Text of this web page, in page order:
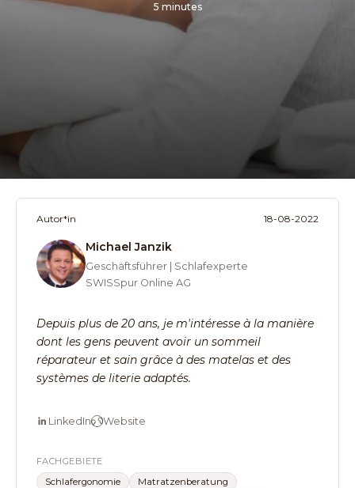
5 minutes
18-08-2022
Autor*in
Michael Janzik
Geschäftsführer | Schlafexperte
SWISSpur Online AG
Depuis plus de 20 ans, je m'intéresse à la manière
dont les gens peuvent avoir un sommeil
réparateur et sain grâce à des matelas et des
systèmes de literie adaptés.
LinkedIn Website
FACHGEBIETE
Schlafergonomie
Matratzenberatung